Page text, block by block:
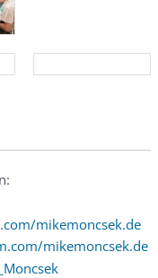
mikemoncsek.de
mikemoncsek.de